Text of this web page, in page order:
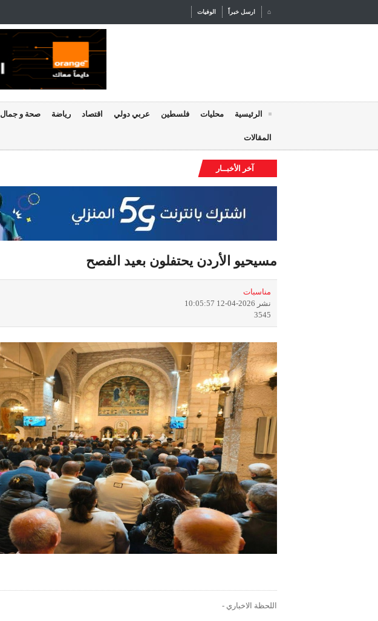
⌂ ارسل خبراً الوفيات
الرئيسية محليات فلسطين عربي دولي اقتصاد رياضة صحة و جمال
المقالات
الأمن العام: البرك الزراعية خطرٌ لا مكان للسباحة فيها
مسيحيو الأردن يحتفلون بعيد الفصح
مناسبات
نشر 2026-04-12 10:05:57
3545
اللحظة الاخباري -